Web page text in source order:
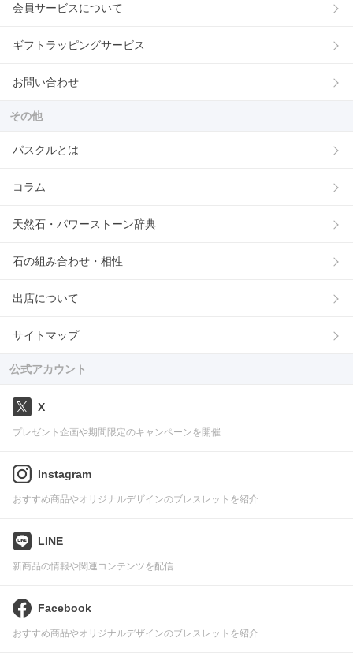
会員サービスについて
ギフトラッピングサービス
お問い合わせ
その他
パスクルとは
コラム
天然石・パワーストーン辞典
石の組み合わせ・相性
出店について
サイトマップ
公式アカウント
X
プレゼント企画や期間限定のキャンペーンを開催
Instagram
おすすめ商品やオリジナルデザインのブレスレットを紹介
LINE
新商品の情報や関連コンテンツを配信
Facebook
おすすめ商品やオリジナルデザインのブレスレットを紹介